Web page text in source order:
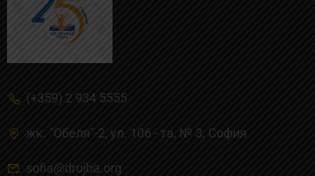
(+359) 2 934 5555
жк. "Обеля"-2, ул. 106 - та, № 3, Cофия
sofia@drujba.org